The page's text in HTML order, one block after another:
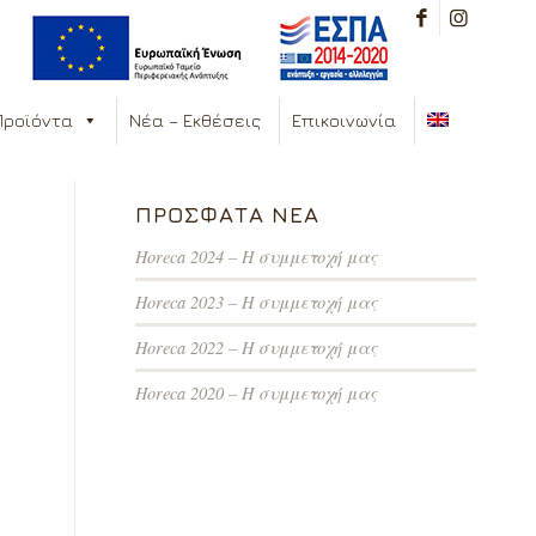
Νέα – Εκθέσεις Επικοινωνία
ΠΡΌΣΦΑΤΑ ΝΈΑ
Horeca 2024 – Η συμμετοχή μας
Horeca 2023 – Η συμμετοχή μας
Horeca 2022 – Η συμμετοχή μας
Horeca 2020 – Η συμμετοχή μας